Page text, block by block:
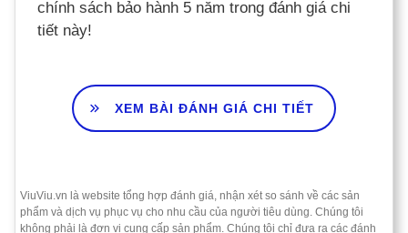
chính sách bảo hành 5 năm trong đánh giá chi
tiết này!
XEM BÀI ĐÁNH GIÁ CHI TIẾT
ViuViu.vn là website tổng hợp đánh giá, nhận xét so sánh về các sản
phẩm và dịch vụ phục vụ cho nhu cầu của người tiêu dùng. Chúng tôi
không phải là đơn vị cung cấp sản phẩm. Chúng tôi chỉ đưa ra các đánh